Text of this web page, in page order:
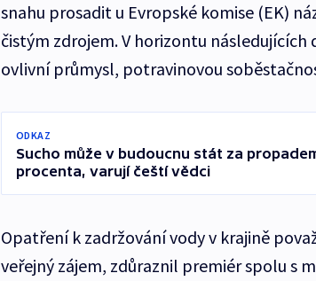
snahu prosadit u Evropské komise (EK)
čistým zdrojem. V horizontu
ovlivní průmysl, potravinovou
ODKAZ
Sucho může v budoucnu stát za
procenta, varují čeští vědci
Opatření k zadržování vody v krajině
veřejný zájem, zdůraznil premiér spolu s